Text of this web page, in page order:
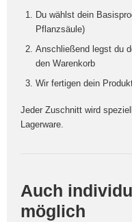
Du wählst dein
Pflanzsäule)
Anschließend legst du
den Warenkorb
Wir fertigen dein
Jeder Zuschnitt wird
Lagerware.
Auch
möglich